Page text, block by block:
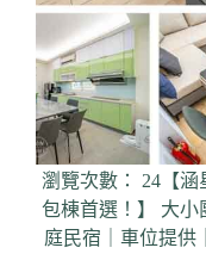
瀏覽次數： 24【涵
包棟首選！】 大小
庭民宿｜車位提供